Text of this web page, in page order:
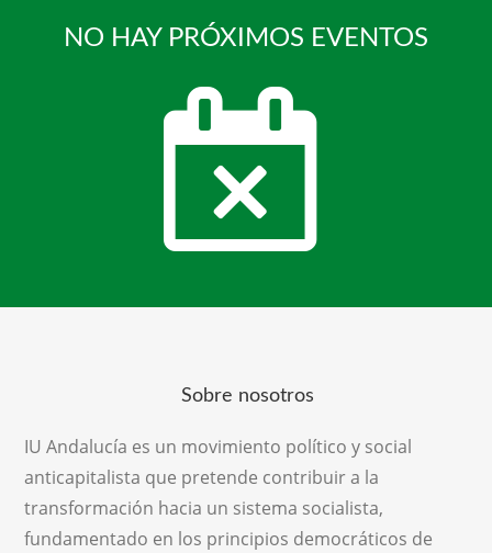
NO HAY PRÓXIMOS EVENTOS
Sobre nosotros
IU Andalucía es un movimiento político y social
anticapitalista que pretende contribuir a la
transformación hacia un sistema socialista,
fundamentado en los principios democráticos de